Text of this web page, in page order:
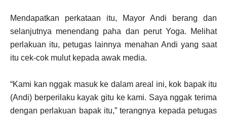
Mendapatkan perkataan itu, Mayor Andi berang dan
selanjutnya menendang paha dan perut Yoga. Melihat
perlakuan itu, petugas lainnya menahan Andi yang saat
itu cek-cok mulut kepada awak media.
“Kami kan nggak masuk ke dalam areal ini, kok bapak itu
(Andi) berperilaku kayak gitu ke kami. Saya nggak terima
dengan perlakuan bapak itu,” terangnya kepada petugas